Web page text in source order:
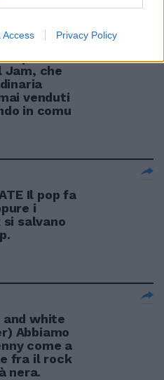
Access Privacy Policy
è ancora
Jam, che
venduti
in comu
Il pop fa
i
salvano
and white
Abbiamo
come a
fra il rock
nera.